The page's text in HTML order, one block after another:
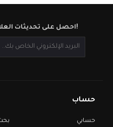
احصل على تحديثات العلامة التجارية والعروض الحصرية!
حساب
حسابي